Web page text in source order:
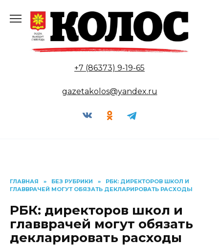
содержанию
+7 (86373) 9-19-65
gazetakolos@yandex.ru
ГЛАВНАЯ » БЕЗ РУБРИКИ »
РБК: ДИРЕКТОРОВ ШКОЛ И
ГЛАВВРАЧЕЙ МОГУТ ОБЯЗАТЬ ДЕКЛАРИРОВАТЬ РАСХОДЫ
РБК: директоров школ и
главврачей могут обязать
декларировать расходы